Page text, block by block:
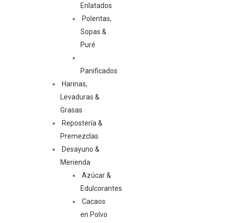
Enlatados
Polentas,
Sopas &
Puré
Panificados
Harinas,
Levaduras &
Grasas
Repostería &
Premezclas
Desayuno &
Merienda
Azúcar &
Edulcorantes
Cacaos
en Polvo